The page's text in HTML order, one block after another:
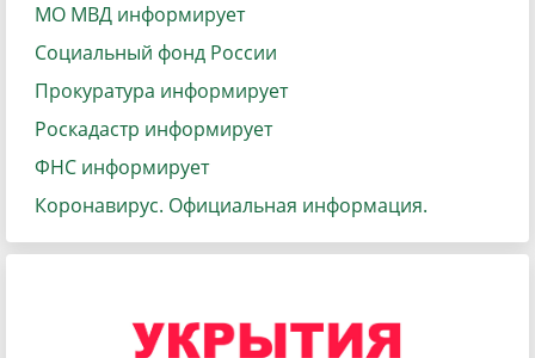
МО МВД информирует
Социальный фонд России
Прокуратура информирует
Роскадастр информирует
ФНС информирует
Коронавирус. Официальная информация.